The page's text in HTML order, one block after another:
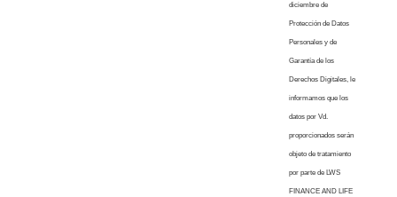
diciembre de
Protección de Datos
Personales y de
Garantía de los
Derechos Digitales, le
informamos que los
datos por Vd.
proporcionados serán
objeto de tratamiento
por parte de LWS
FINANCE AND LIFE